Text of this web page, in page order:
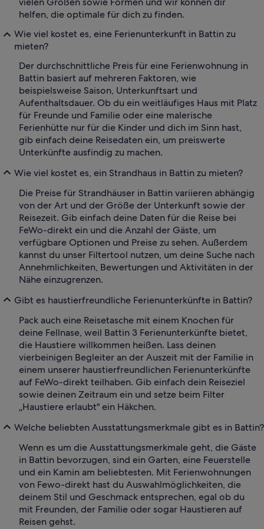
helfen, die optimale für dich zu finden.
Wie viel kostet es, eine Ferienunterkunft in Battin zu
mieten?
Der durchschnittliche Preis für eine Ferienwohnung in
Battin basiert auf mehreren Faktoren, wie
beispielsweise Saison, Unterkunftsart und
Aufenthaltsdauer. Ob du ein weitläufiges Haus mit Platz
für Freunde und Familie oder eine malerische
Ferienhütte nur für die Kinder und dich im Sinn hast,
gib einfach deine Reisedaten ein, um preiswerte
Unterkünfte ausfindig zu machen.
Wie viel kostet es, ein Strandhaus in Battin zu mieten?
Die Preise für Strandhäuser in Battin variieren abhängig
von der Art und der Größe der Unterkunft sowie der
Reisezeit. Gib einfach deine Daten für die Reise bei
FeWo-direkt ein und die Anzahl der Gäste, um
verfügbare Optionen und Preise zu sehen. Außerdem
kannst du unser Filtertool nutzen, um deine Suche nach
Annehmlichkeiten, Bewertungen und Aktivitäten in der
Nähe einzugrenzen.
Gibt es haustierfreundliche Ferienunterkünfte in Battin?
Pack auch eine Reisetasche mit einem Knochen für
deine Fellnase, weil Battin 3 Ferienunterkünfte bietet,
die Haustiere willkommen heißen. Lass deinen
vierbeinigen Begleiter an der Auszeit mit der Familie in
einem unserer haustierfreundlichen Ferienunterkünfte
auf FeWo-direkt teilhaben. Gib einfach dein Reiseziel
sowie deinen Zeitraum ein und setze beim Filter
„Haustiere erlaubt" ein Häkchen.
Welche beliebten Ausstattungsmerkmale gibt es in Battin?
Wenn es um die Ausstattungsmerkmale geht, die Gäste
in Battin bevorzugen, sind ein Garten, eine Feuerstelle
und ein Kamin am beliebtesten. Mit Ferienwohnungen
von Fewo-direkt hast du Auswahlmöglichkeiten, die
deinem Stil und Geschmack entsprechen, egal ob du
mit Freunden, der Familie oder sogar Haustieren auf
Reisen gehst.